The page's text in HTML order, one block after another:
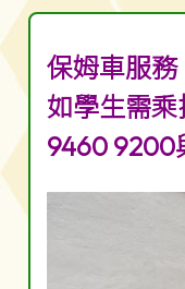
保姆車服務
如學生需
9460 9200